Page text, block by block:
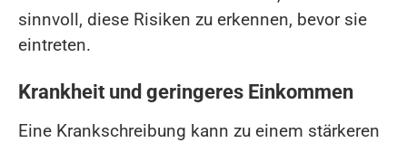
sinnvoll, diese Risiken zu erkennen, bevor sie
eintreten.
Krankheit und geringeres Einkommen
Eine Krankschreibung kann zu einem stärkeren